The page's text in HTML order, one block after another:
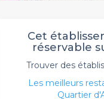
Cet
réservable
Trouver des
Les meilleurs
Quartier